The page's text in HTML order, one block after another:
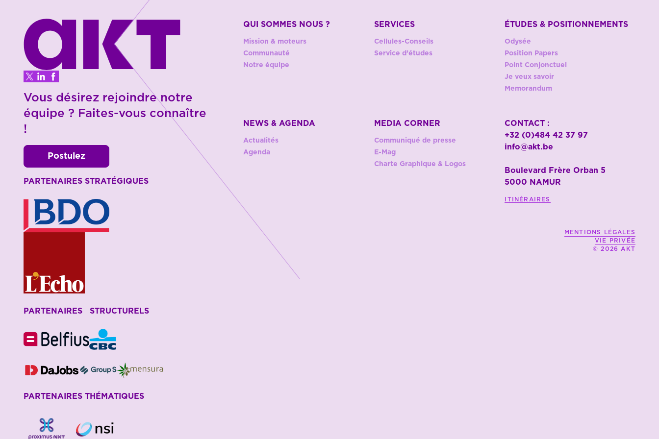
Vous désirez rejoindre notre
équipe ? Faites-vous connaître
!
Postulez
PARTENAIRES STRATÉGIQUES
PARTENAIRES STRUCTURELS
PARTENAIRES THÉMATIQUES
QUI SOMMES NOUS ?
Mission & moteurs
Communauté
Notre équipe
SERVICES
Cellules-Conseils
Service d’études
ÉTUDES & POSITIONNEMENTS
Odysée
Position Papers
Point Conjonctuel
Je veux savoir
Memorandum
NEWS & AGENDA
Actualités
Agenda
MEDIA CORNER
Communiqué de presse
E-Mag
Charte Graphique & Logos
CONTACT :
+32 (0)484 42 37 97
info@akt.be
Boulevard Frère Orban 5
5000 NAMUR
ITINÉRAIRES
MENTIONS LÉGALES
VIE PRIVÉE
© 2026 AKT